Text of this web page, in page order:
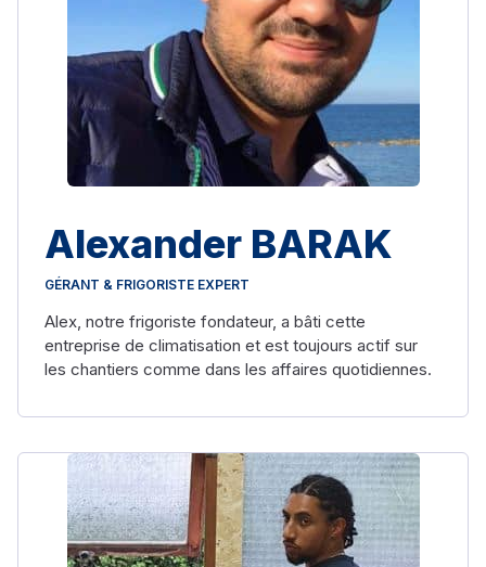
Alexander BARAK
GÉRANT & FRIGORISTE EXPERT
Alex, notre frigoriste fondateur, a bâti cette
entreprise de climatisation et est toujours actif sur
les chantiers comme dans les affaires quotidiennes.